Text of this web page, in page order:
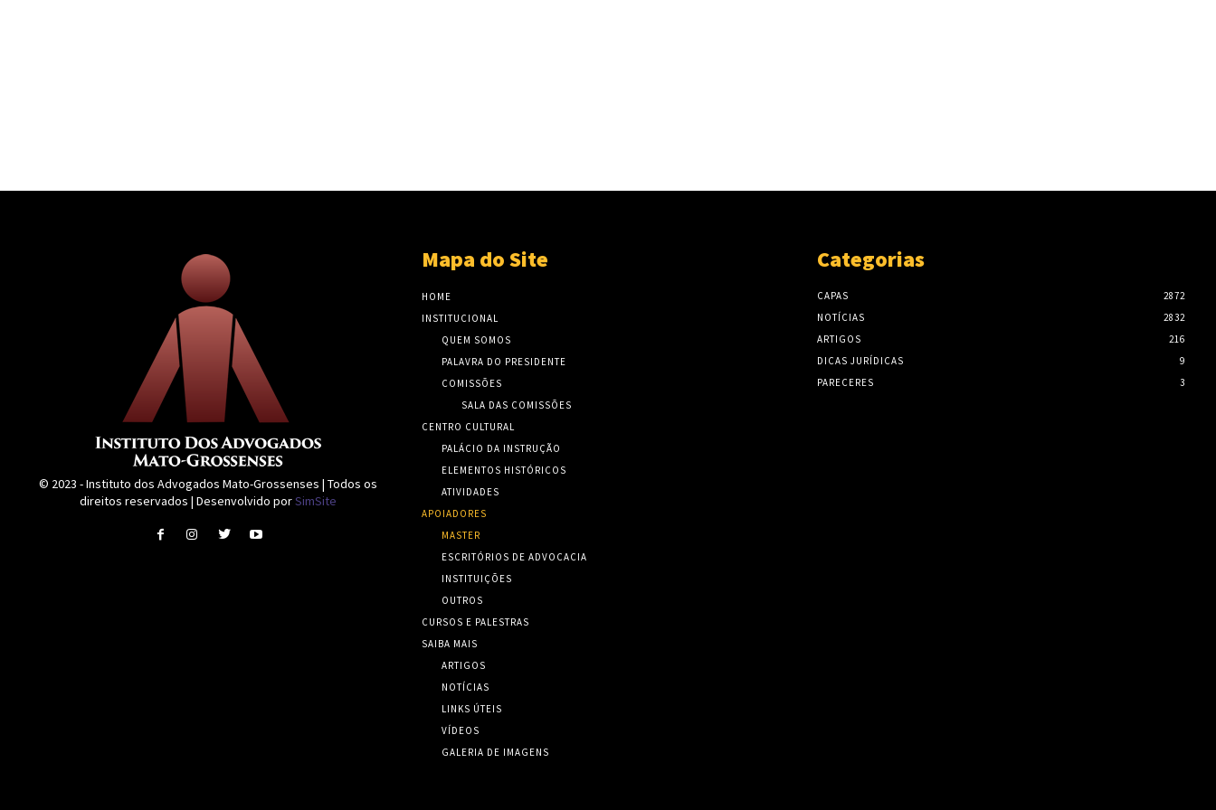
© 2023 - Instituto dos Advogados Mato-Grossenses | Todos os
direitos reservados | Desenvolvido porSimSite
Mapa do Site
HOME
INSTITUCIONAL
QUEM SOMOS
PALAVRA DO PRESIDENTE
COMISSÕES
SALA DAS COMISSÕES
CENTRO CULTURAL
PALÁCIO DA INSTRUÇÃO
ELEMENTOS HISTÓRICOS
ATIVIDADES
APOIADORES
MASTER
ESCRITÓRIOS DE ADVOCACIA
INSTITUIÇÕES
OUTROS
CURSOS E PALESTRAS
SAIBA MAIS
ARTIGOS
NOTÍCIAS
LINKS ÚTEIS
VÍDEOS
GALERIA DE IMAGENS
Categorias
CAPAS
2872
NOTÍCIAS
2832
ARTIGOS
216
DICAS JURÍDICAS
9
PARECERES
3